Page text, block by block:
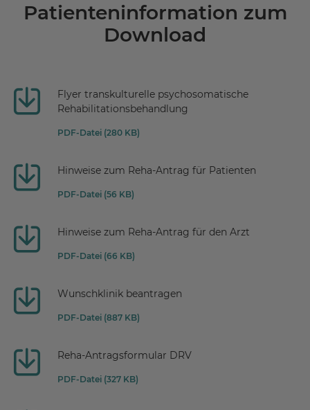
Patienteninformation zum
Download
Flyer transkulturelle psychosomatische
Rehabilitationsbehandlung
PDF-Datei (280 KB)
Hinweise zum Reha-Antrag für Patienten
PDF-Datei (56 KB)
Hinweise zum Reha-Antrag für den Arzt
PDF-Datei (66 KB)
Wunschklinik beantragen
PDF-Datei (887 KB)
Reha-Antragsformular DRV
PDF-Datei (327 KB)